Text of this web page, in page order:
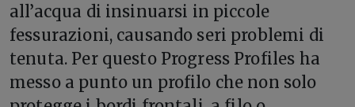
all’acqua di insinuarsi in piccole
fessurazioni, causando seri problemi di
tenuta. Per questo Progress Profiles ha
messo a punto un profilo che non solo